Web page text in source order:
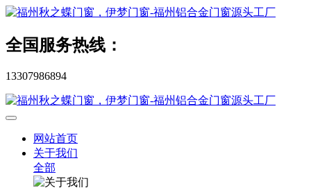
全国服务热线：
13307986894
网站首页
关于我们
全部